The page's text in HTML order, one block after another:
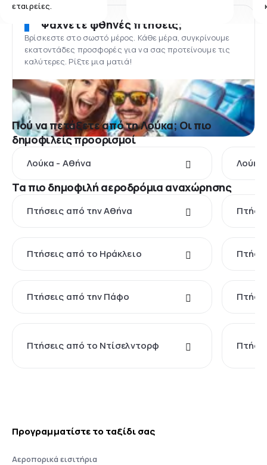
εταιρείες.
Ψάχνετε φθηνές πτήσεις;
Βρίσκεστε στο σωστό μέρος. Κάθε μέρα, συγκρίνουμε
εκατοντάδες προσφορές για να σας προτείνουμε τις
καλύτερες. Ρίξτε μια ματιά!
Πού να πετάξετε από τη Λούκα; Οι πιο
δημοφιλείς προορισμοί
Λούκα - Αθήνα Λούκα
Τα πιο δημοφιλή αεροδρόμια αναχώρησης
Πτήσεις από την Αθήνα
Πτήσεις από το Ηράκλειο
Πτήσεις από την Πάφο
Πτήσεις από το Ντίσελντορφ
Προγραμματίστε το ταξίδι σας
Αεροπορικά εισιτήρια